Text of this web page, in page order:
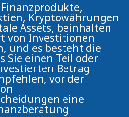
Kryptowährungen
Assets, beinhalten
von Investitionen
und es besteht die
Sie einen Teil oder
Betrag
vor der
eine